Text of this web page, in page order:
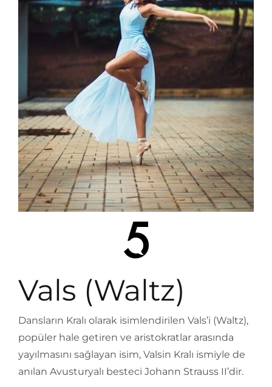
Vals (Waltz)
Dansların Kralı olarak isimlendirilen Vals’i (Waltz),
popüler hale getiren ve aristokratlar arasında
yayılmasını sağlayan isim, Valsin Kralı ismiyle de
anılan Avusturyalı besteci Johann Strauss II’dir.